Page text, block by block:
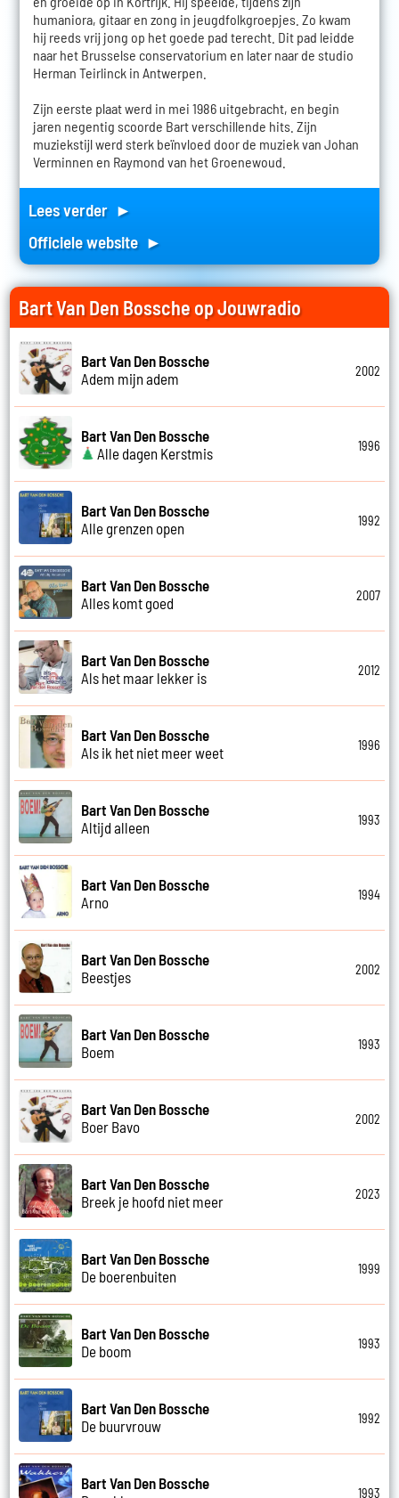
humaniora, gitaar en zong in jeugdfolkgroepjes. Zo kwam
hij reeds vrij jong op het goede pad terecht. Dit pad leidde
naar het Brusselse conservatorium en later naar de studio
Herman Teirlinck in Antwerpen.
Zijn eerste plaat werd in mei 1986 uitgebracht, en begin
jaren negentig scoorde Bart verschillende hits. Zijn
muziekstijl werd sterk beïnvloed door de muziek van Johan
Verminnen en Raymond van het Groenewoud.
Lees verder ►
Officiele website ►
Bart Van Den Bossche op Jouwradio
Bart Van Den Bossche
Adem mijn adem
2002
Bart Van Den Bossche
Alle dagen Kerstmis
1996
Bart Van Den Bossche
Alle grenzen open
1992
Bart Van Den Bossche
Alles komt goed
2007
Bart Van Den Bossche
Als het maar lekker is
2012
Bart Van Den Bossche
Als ik het niet meer weet
1996
Bart Van Den Bossche
Altijd alleen
1993
Bart Van Den Bossche
Arno
1994
Bart Van Den Bossche
Beestjes
2002
Bart Van Den Bossche
Boem
1993
Bart Van Den Bossche
Boer Bavo
2002
Bart Van Den Bossche
Breek je hoofd niet meer
2023
Bart Van Den Bossche
De boerenbuiten
1999
Bart Van Den Bossche
De boom
1993
Bart Van Den Bossche
De buurvrouw
1992
Bart Van Den Bossche
1993